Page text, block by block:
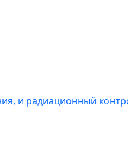
и радиационный